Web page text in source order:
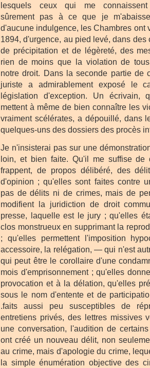
lesquels ceux qui me
sûrement pas à ce que je
d'aucune indulgence, les Chambres ont
1894, d'urgence, au pied levé, dans
de précipitation et de légèreté, des
rien de moins que la violation de
notre droit. Dans la seconde partie de
juriste a admirablement exposé le
législation d'exception. Un écrivain,
mettent à même de bien connaître les
vraiment scélérates, a dépouillé, dans
quelques-uns des dossiers des procès
Je n'insisterai pas sur une
loin, et bien faite. Qu'il me suffise de
frappent, de propos délibéré, des
d'opinion ; qu'elles sont faites contre
pas de délits ni de crimes, mais de
modifient la juridiction de droit
presse, laquelle est le jury ; qu'elles
clos monstrueux en supprimant la
; qu'elles permettent l'imposition
accessoire, la relégation, — qui n'est
qui peut être le corollaire d'une
mois d'emprisonnement ; qu'elles
provocation et à la délation, qu'elles
sous le nom d'entente et de
.faits aussi peu susceptibles de
entretiens privés, des lettres missives
une conversation, l'audition de
ont créé un nouveau délit, non
au crime, mais d'apologie du crime,
la simple énumération objective des